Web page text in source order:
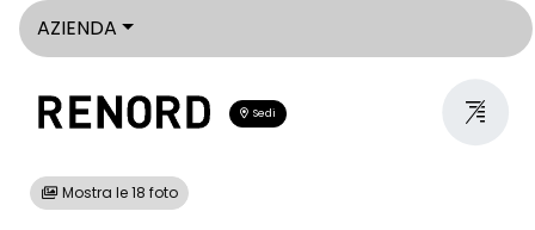
AZIENDA
Sedi
Mostra le 18 foto